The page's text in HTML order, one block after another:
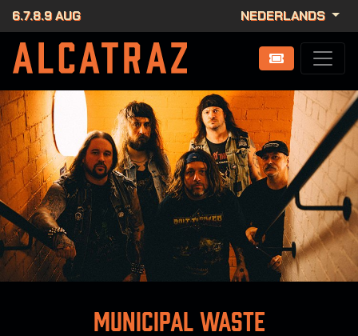
6.7.8.9 AUG NEDERLANDS
Municipal Waste